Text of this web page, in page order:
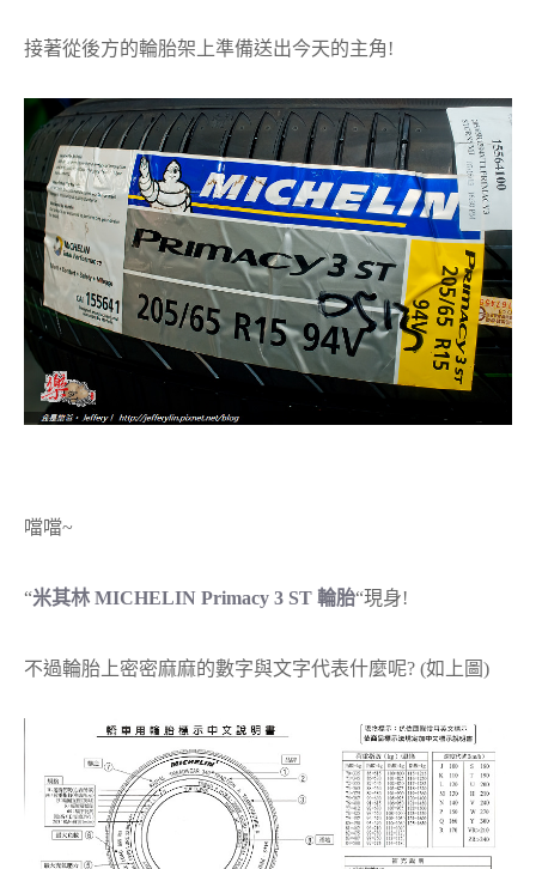
接著從後方的輪胎架上準備送出今天的主角!
噹噹~
“米其林 MICHELIN Primacy 3 ST 輪胎“現身!
不過輪胎上密密麻麻的數字與文字代表什麼呢? (如上圖)